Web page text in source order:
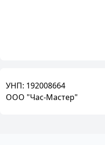
УНП: 192008664
ООО "Час-Мастер"